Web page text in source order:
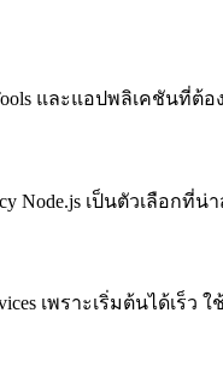
และแอปพลิเคชันที่ต้
Node.js เป็นตัวเลือกที่น่
เพราะเริ่มต้นได้เร็ว